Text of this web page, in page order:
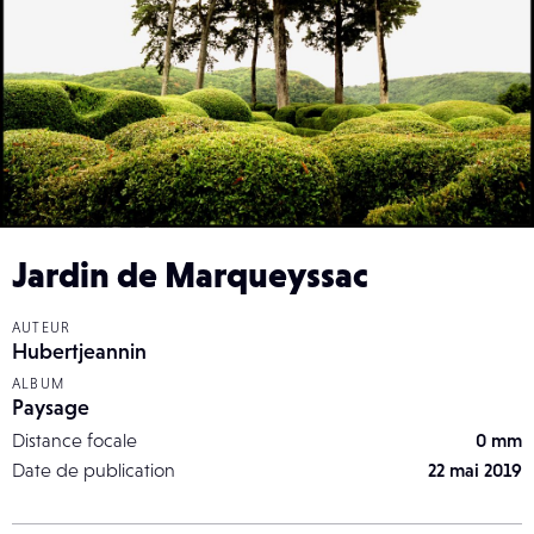
Jardin de Marqueyssac
AUTEUR
Hubertjeannin
ALBUM
Paysage
Distance focale
0 mm
Date de publication
22 mai 2019